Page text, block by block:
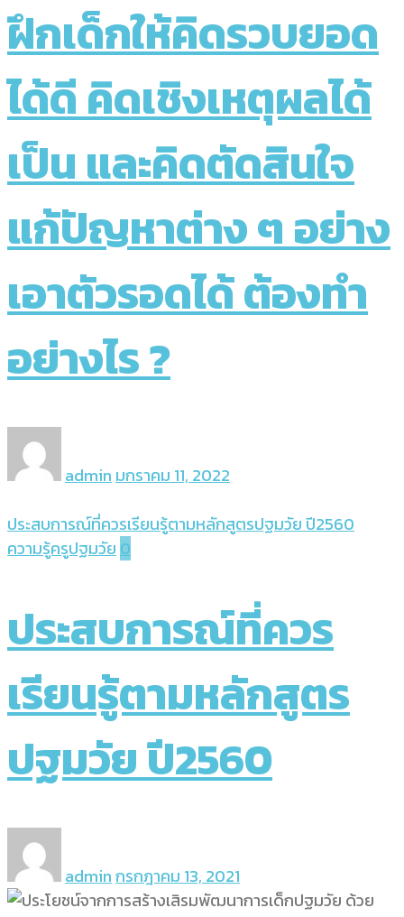
ฝึกเด็กให้คิดรวบยอด
ได้ดี คิดเชิงเหตุผลได้
เป็น และคิดตัดสินใจ
แก้ปัญหาต่าง ๆ อย่าง
เอาตัวรอดได้ ต้องทำ
อย่างไร ?
admin มกราคม 11, 2022
ประสบการณ์ที่ควรเรียนรู้ตามหลักสูตรปฐมวัย ปี2560
ความรู้ครูปฐมวัย 0
ประสบการณ์ที่ควร
เรียนรู้ตามหลักสูตร
ปฐมวัย ปี2560
adminกรกฎาคม 13, 2021